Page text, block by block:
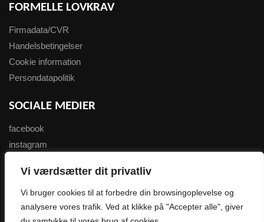
Vi værdsætter dit privatliv
Vi bruger cookies til at forbedre din browsingoplevelse og
analysere vores trafik. Ved at klikke på "Accepter alle", giver
FORMELLE LOVKRAV
Firmadata/CVR
Handelsbetingelser
Cookie information
Persondatapolitik
SOCIALE MEDIER
facebook
instagram
NYHEDSBREV